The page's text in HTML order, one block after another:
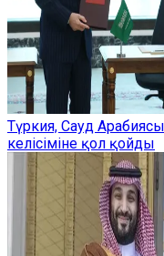
Түркия, Сауд
келісіміне қол қойды